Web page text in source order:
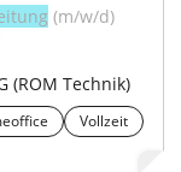
(m/w/d)
(ROM Technik)
Vollzeit